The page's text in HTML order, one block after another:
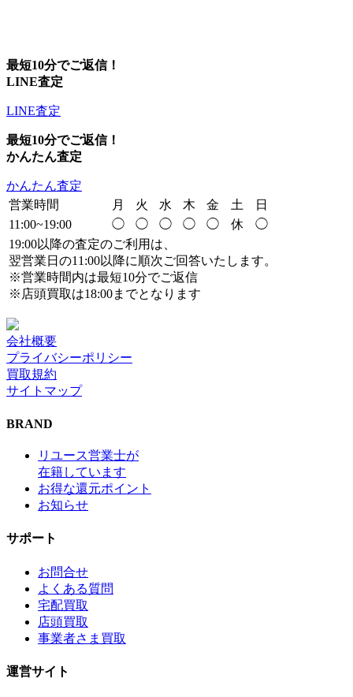
最短10分でご返信！
LINE査定
LINE査定
最短10分でご返信！
かんたん査定
かんたん査定
営業時間
月 火 水 木 金 土
日
11:00~19:00
◯ ◯ ◯ ◯ ◯ 休
◯
19:00以降の査定のご利用は、
翌営業日の11:00以降に順次ご回答いたします。
※営業時間内は最短10分でご返信
※店頭買取は18:00までとなります
会社概要
プライバシーポリシー
買取規約
サイトマップ
BRAND
リユース営業士が
在籍しています
お得な還元ポイント
お知らせ
サポート
お問合せ
よくある質問
宅配買取
店頭買取
事業者さま買取
運営サイト